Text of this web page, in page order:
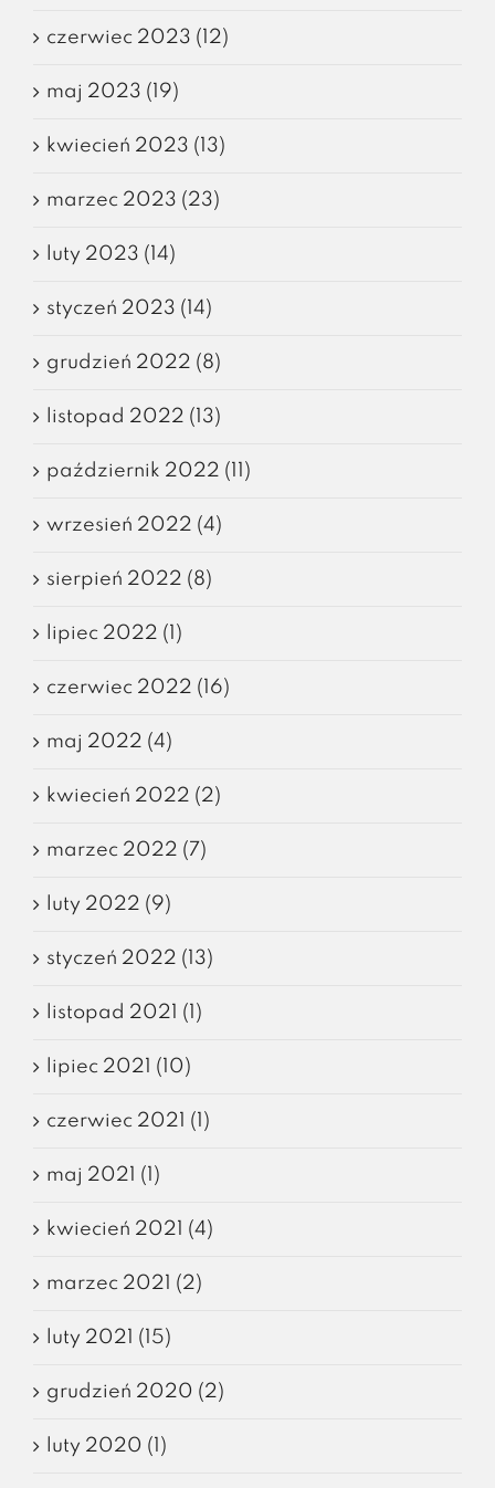
czerwiec 2023 (12)
maj 2023 (19)
kwiecień 2023 (13)
marzec 2023 (23)
luty 2023 (14)
styczeń 2023 (14)
grudzień 2022 (8)
listopad 2022 (13)
październik 2022 (11)
wrzesień 2022 (4)
sierpień 2022 (8)
lipiec 2022 (1)
czerwiec 2022 (16)
maj 2022 (4)
kwiecień 2022 (2)
marzec 2022 (7)
luty 2022 (9)
styczeń 2022 (13)
listopad 2021 (1)
lipiec 2021 (10)
czerwiec 2021 (1)
maj 2021 (1)
kwiecień 2021 (4)
marzec 2021 (2)
luty 2021 (15)
grudzień 2020 (2)
luty 2020 (1)